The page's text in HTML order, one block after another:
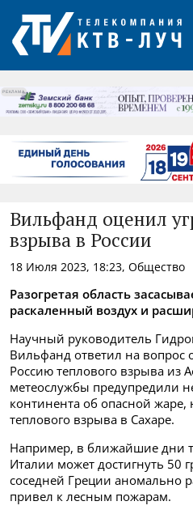
РЕКЛАМА
Вильфанд оценил
взрыва в России
18 Июля 2023, 18:23, Общество
Разогретая область
раскаленный воздух и
Научный руководитель
Вильфанд ответил на вопрос
Россию теплового взрыва из
метеослужбы предупредили
континента об опасной жаре,
теплового взрыва в Сахаре.
Например, в ближайшие дни
Италии может достигнуть 50
соседней Греции аномально
привел к лесным пожарам.